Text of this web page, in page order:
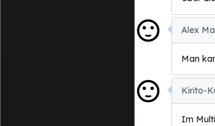
Alex
Man
Kirito-
Im